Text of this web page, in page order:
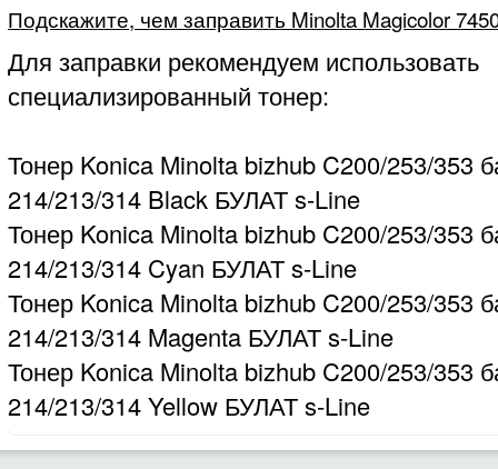
Подскажите, чем заправить Minolta Magicolor
Для заправки рекомендуем использовать
специализированный тонер:
Тонер Konica Minolta bizhub C200/253/353
214/213/314 Black БУЛАТ s-Line
Тонер Konica Minolta bizhub C200/253/353
214/213/314 Cyan БУЛАТ s-Line
Тонер Konica Minolta bizhub C200/253/353
214/213/314 Magenta БУЛАТ s-Line
Тонер Konica Minolta bizhub C200/253/353
214/213/314 Yellow БУЛАТ s-Line